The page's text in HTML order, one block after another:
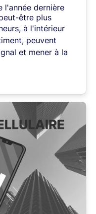
l'année dernière
être plus
à l'intérieur
peuvent
et mener à la